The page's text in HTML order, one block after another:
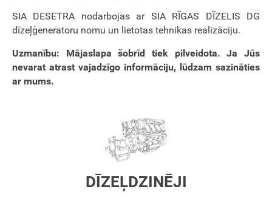
SIA DESETRA nodarbojas ar SIA RĪGAS DĪZELIS DG
dīzeļģeneratoru nomu un lietotas tehnikas realizāciju.
Uzmanību: Mājaslapa šobrīd tiek pilveidota. Ja Jūs
nevarat atrast vajadzīgo informāciju, lūdzam sazināties
ar mums.
DĪZEĻDZINĒJI